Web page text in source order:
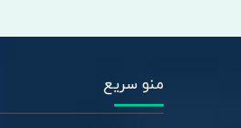
منو سریع